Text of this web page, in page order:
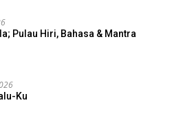
Pulau Hiri, Bahasa & Mantra
Ku